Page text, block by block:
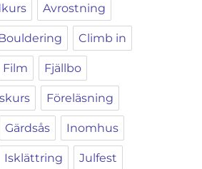
Avrostning
Climb in
Film Fjällbo
Föreläsning
Gärdsås Inomhus
Isklättring Julfest